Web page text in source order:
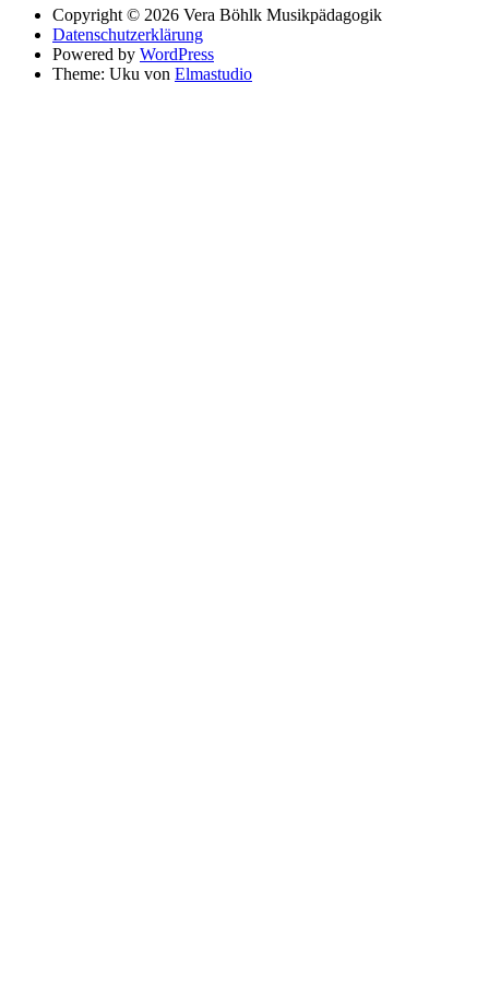
Copyright © 2026 Vera Böhlk Musikpädagogik
Datenschutzerklärung
Powered by WordPress
Theme: Uku von Elmastudio